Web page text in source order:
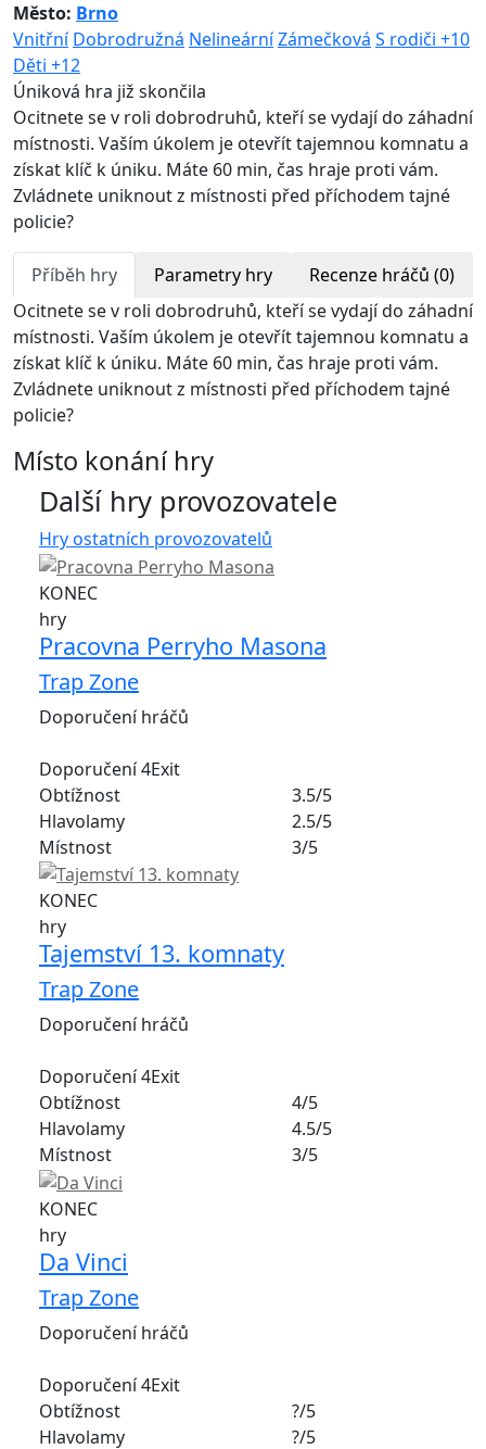
Město: Brno
Vnitřní Dobrodružná NelineárníZámečková S rodiči +10
Děti +12
Úniková hra již skončila
Ocitnete se v roli dobrodruhů, kteří se vydají do záhadní
místnosti. Vaším úkolem je otevřít tajemnou komnatu a
získat klíč k úniku. Máte 60 min, čas hraje proti vám.
Zvládnete uniknout z místnosti před příchodem tajné
policie?
Příběh hry Parametry hry
Recenze hráčů (0)
Ocitnete se v roli dobrodruhů, kteří se vydají do záhadní
místnosti. Vaším úkolem je otevřít tajemnou komnatu a
získat klíč k úniku. Máte 60 min, čas hraje proti vám.
Zvládnete uniknout z místnosti před příchodem tajné
policie?
Místo konání hry
Další hry provozovatele
Hry ostatních provozovatelů
KONEC
hry
Pracovna Perryho Masona
Trap Zone
Doporučení hráčů
Doporučení 4Exit
Obtížnost
3.5/5
Hlavolamy
2.5/5
Místnost
3/5
KONEC
hry
Tajemství 13. komnaty
Trap Zone
Doporučení hráčů
Doporučení 4Exit
Obtížnost
4/5
Hlavolamy
4.5/5
Místnost
3/5
KONEC
hry
Da Vinci
Trap Zone
Doporučení hráčů
Doporučení 4Exit
Obtížnost
?/5
Hlavolamy
?/5